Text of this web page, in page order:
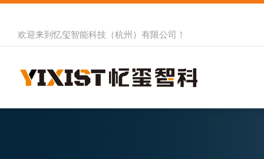
欢迎来到 忆玺智能科技（杭州）有限公司 ！